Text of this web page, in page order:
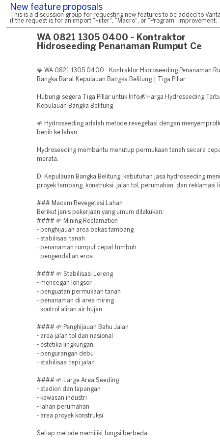
New feature proposals
This is a discussion group for requesting new features to be added to
if the request is for an import "Filter", "Macro", or "Program" improvement.
WA 0821 1305 0400 - Kontraktor
Hidroseeding Penanaman Rumput Ce
💎 WA 0821 1305 0400 - Kontraktor Hidroseeding Penanaman
Bangka Barat Kepulauan Bangka Belitung | Tiga Pillar
Hubungi segera Tiga Pillar untuk Info💰 Harga Hydroseeding
Kepulauan Bangka Belitung
🌱 Hydroseeding adalah metode revegetasi dengan
benih ke lahan.
Hydroseeding membantu menutup permukaan tanah secara
merata.
Di Kepulauan Bangka Belitung, kebutuhan jasa hydroseeding
proyek tambang, konstruksi, jalan tol, perumahan, dan reklamasi
### Macam Revegetasi Lahan
Berikut jenis pekerjaan yang umum dilakukan:
#### 🌱 Mining Reclamation
- penghijauan area bekas tambang
- stabilisasi tanah
- penanaman rumput cepat tumbuh
- pengendalian erosi
#### 🌱 Stabilisasi Lereng
- mencegah longsor
- penguatan permukaan tanah
- penanaman di area miring
- kontrol aliran air hujan
#### 🌱 Penghijauan Bahu Jalan
- area jalan tol dan nasional
- estetika lingkungan
- pengurangan debu
- stabilisasi tepi jalan
#### 🌱 Large Area Seeding
- stadion dan lapangan
- kawasan industri
- lahan perumahan
- area proyek konstruksi
Setiap metode memiliki fungsi berbeda.